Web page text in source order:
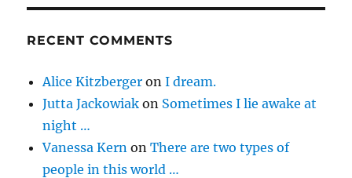
RECENT COMMENTS
Alice Kitzberger onI dream.
Jutta Jackowiak on Sometimes I lie awake at
night …
Vanessa Kern onThere are two types of
people in this world …